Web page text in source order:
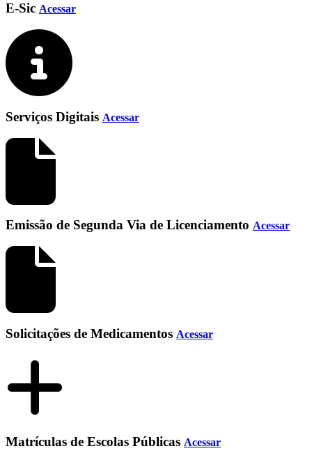
E-Sic Acessar
Serviços Digitais Acessar
Emissão de Segunda Via de Licenciamento Acessar
Solicitações de Medicamentos Acessar
Matrículas de Escolas Públicas Acessar